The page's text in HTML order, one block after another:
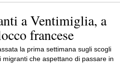
a Ventimiglia, a
francese
la prima settimana sugli scogli
migranti che aspettano di passare in